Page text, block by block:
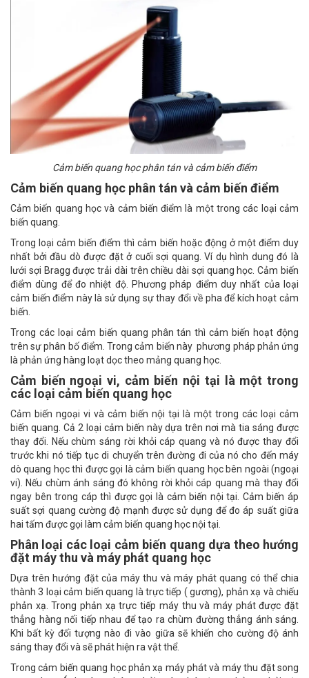
Cảm biến quang học phân tán và cảm biến điểm
Cảm biến quang học phân tán và cảm biến điểm
Cảm biến quang học và cảm biến điểm là một trong các loại cảm
biến quang.
Trong loại cảm biến điểm thì cảm biến hoặc động ở một điểm duy
nhất bởi đầu dò được đặt ở cuối sợi quang. Ví dụ hình dung đó là
lưới sợi Bragg được trải dài trên chiều dài sợi quang học. Cảm biến
điểm dùng để đo nhiệt độ. Phương pháp điểm duy nhất của loại
cảm biến điểm này là sử dụng sự thay đổi về pha để kích hoạt cảm
biến.
Trong các loại cảm biến quang phân tán thì cảm biến hoạt động
trên sự phân bố điểm. Trong cảm biến này phương pháp phản ứng
là phản ứng hàng loạt dọc theo mảng quang học.
Cảm biến ngoại vi, cảm biến nội tại là một trong
các loại cảm biến quang học
Cảm biến ngoại vi và cảm biến nội tại là một trong các loại cảm
biến quang. Cả 2 loại cảm biến này dựa trên nơi mà tia sáng được
thay đổi. Nếu chùm sáng rời khỏi cáp quang và nó được thay đổi
trước khi nó tiếp tục di chuyển trên đường đi của nó cho đến máy
dò quang học thì được gọi là cảm biến quang học bên ngoài (ngoại
vi). Nếu chùm ánh sáng đó không rời khỏi cáp quang mà thay đổi
ngay bên trong cáp thì được gọi là cảm biến nội tại. Cảm biến áp
suất sợi quang cường độ mạnh được sử dụng để đo áp suất giữa
hai tấm được gọi làm cảm biến quang học nội tại.
Phân loại các loại cảm biến quang dựa theo hướng
đặt máy thu và máy phát quang học
Dựa trên hướng đặt của máy thu và máy phát quang có thể chia
thành 3 loại cảm biến quang là trực tiếp ( gương), phản xạ và chiếu
phản xạ. Trong phản xạ trực tiếp máy thu và máy phát được đặt
thẳng hàng nối tiếp nhau để tạo ra chùm đường thẳng ánh sáng.
Khi bất kỳ đối tượng nào đi vào giữa sẽ khiến cho cường độ ánh
sáng thay đổi và sẽ phát hiện ra vật thể.
Trong cảm biến quang học phản xạ máy phát và máy thu đặt song